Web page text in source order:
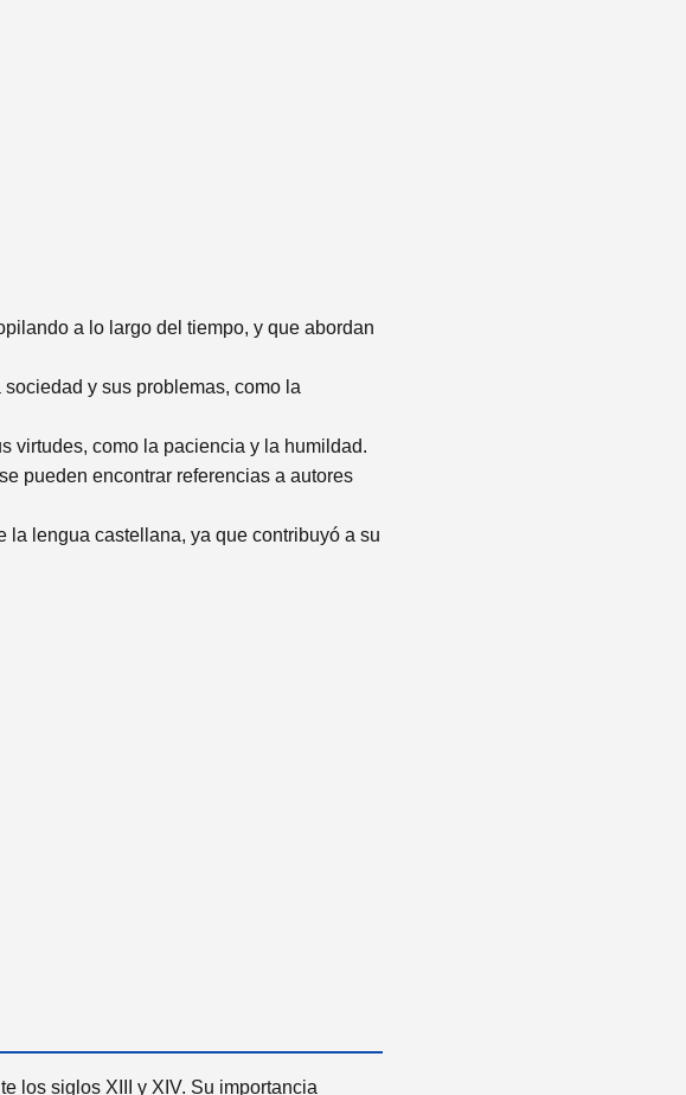
a lo largo del tiempo, y que abordan
y sus problemas, como la
virtudes, como la paciencia y la humildad.
pueden encontrar referencias a autores
la lengua castellana, ya que contribuyó a su
los siglos XIII y XIV. Su importancia